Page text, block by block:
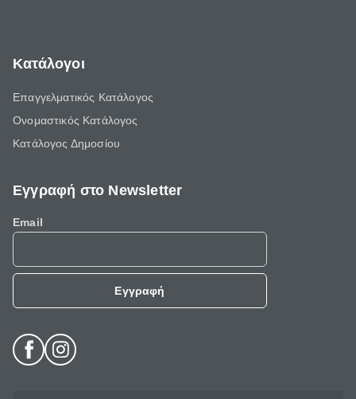
Κατάλογοι
Επαγγελματικός Κατάλογος
Ονομαστικός Κατάλογος
Κατάλογος Δημοσίου
Εγγραφή στο Newsletter
Email
Εγγραφή